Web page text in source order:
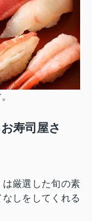
寿司屋さ
厳選した旬の素
しをしてくれる